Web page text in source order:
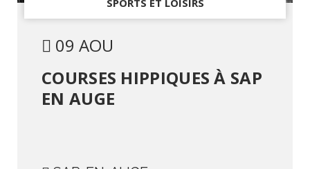
09 AOU
COURSES HIPPIQUES À SAP
EN AUGE